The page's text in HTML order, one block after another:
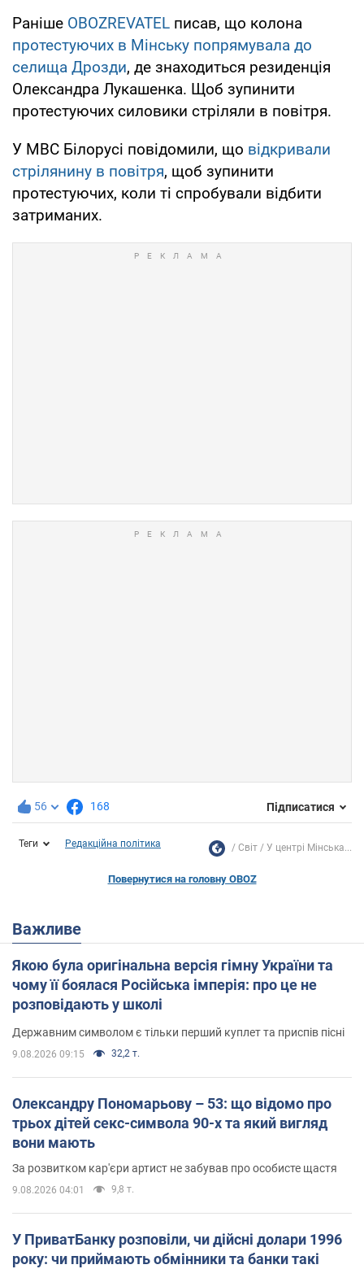
Раніше OBOZREVATEL писав, що колона
протестуючих в Мінську попрямувала до
селища Дрозди, де знаходиться резиденція
Олександра Лукашенка. Щоб зупинити
протестуючих силовики стріляли в повітря.
У МВС Білорусі повідомили, що відкривали
стрілянину в повітря, щоб зупинити
протестуючих, коли ті спробували відбити
затриманих.
56 168 Підписатися
Теги Редакційна політика Світ У центрі Мінська...
Повернутися на головну OBOZ
Важливе
Якою була оригінальна версія гімну України та
чому її боялася Російська імперія: про це не
розповідають у школі
Державним символом є тільки перший куплет та приспів пісні
9.08.2026 09:15 32,2 т.
Олександру Пономарьову – 53: що відомо про
трьох дітей секс-символа 90-х та який вигляд
вони мають
За розвитком кар'єри артист не забував про особисте щастя
9.08.2026 04:01 9,8 т.
У ПриватБанку розповіли, чи дійсні долари 1996
року: чи приймають обмінники та банки такі